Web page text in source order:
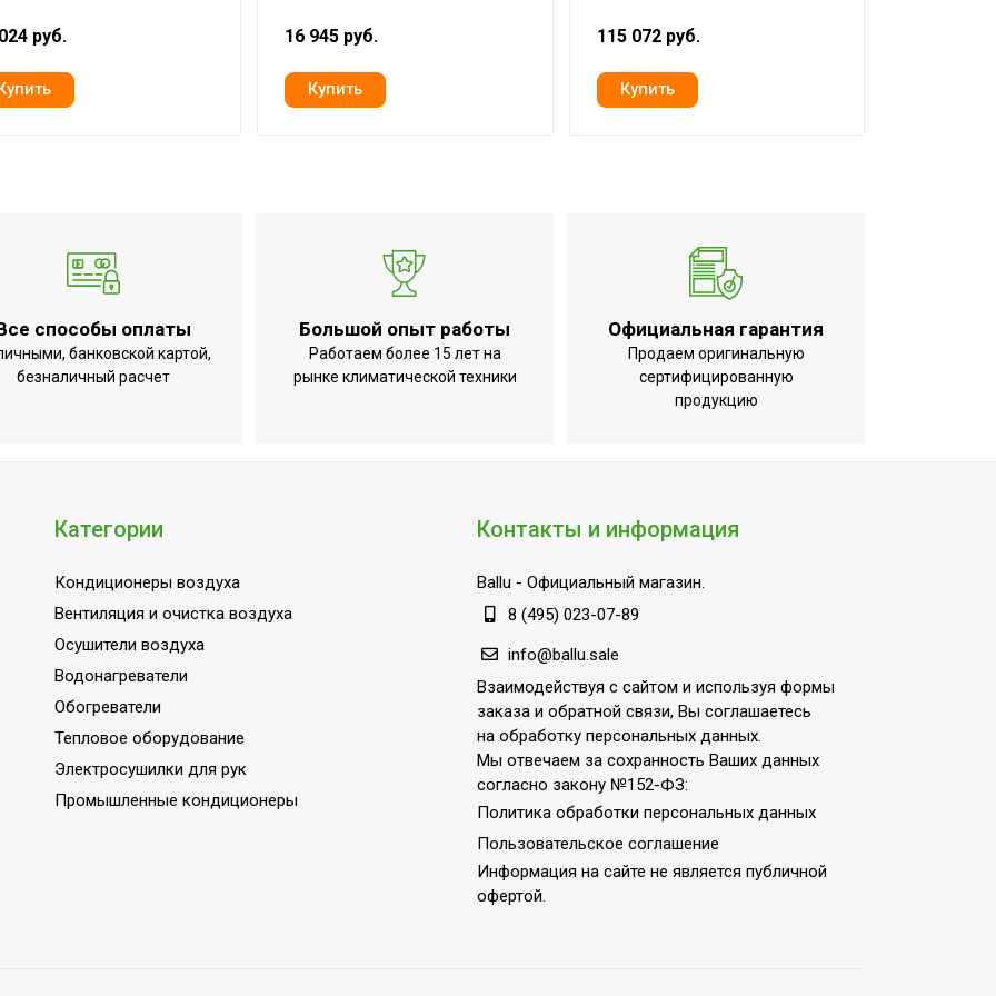
R32
руб. 16 945 руб. 115 072 руб.
способы оплаты
банковской картой,
безналичный расчет
Большой опыт работы
Работаем более 15 лет на
рынке климатической техники
Официальная гарантия
Продаем оригинальную
сертифицированную
продукцию
Категории
Кондиционеры воздуха
Вентиляция и очистка воздуха
Осушители воздуха
Водонагреватели
Обогреватели
Тепловое оборудование
Электросушилки для рук
Промышленные кондиционеры
Контакты и информация
Ballu - Официальный магазин.
8 (495) 023-07-89
info@ballu.sale
Взаимодействуя с сайтом и используя формы
заказа и обратной связи, Вы соглашаетесь
на обработку персональных данных.
Мы отвечаем за сохранность Ваших данных
согласно закону №152-ФЗ:
Политика обработки персональных данных
Пользовательское соглашение
Информация на сайте не является публичной
офертой.